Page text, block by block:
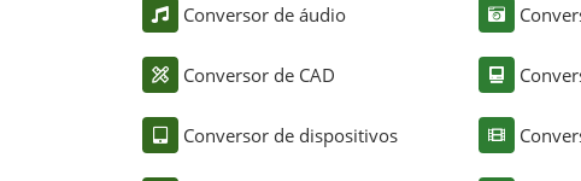
Conversor de áudio
Conversor de CAD
Conversor de dispositivos